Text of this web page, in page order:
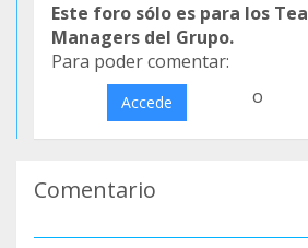
Este foro sólo es para los
Managers del Grupo.
Para poder comentar:
Accede o
Comentario